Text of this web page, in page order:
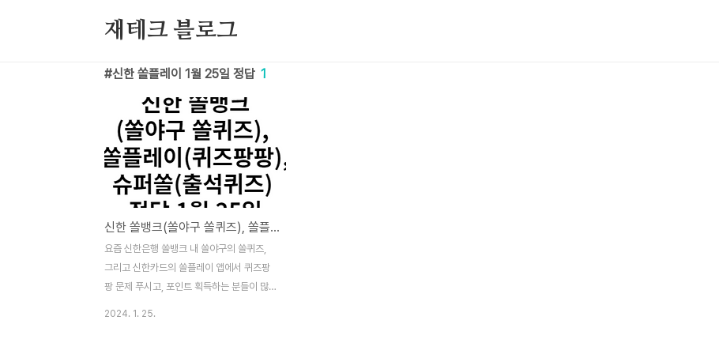
재테크 블로그
신한 쏠플레이 1월 25일 정답 1
신한 쏠뱅크(쏠야구 쏠퀴즈), 쏠플레이(퀴즈팡팡), 슈퍼쏠(출석퀴즈) 정답 1월 25일
요즘 신한은행 쏠뱅크 내 쏠야구의 쏠퀴즈,
그리고 신한카드의 쏠플레이 앱에서 퀴즈팡
팡 문제 푸시고, 포인트 획득하는 분들이 많
2024. 1. 25.